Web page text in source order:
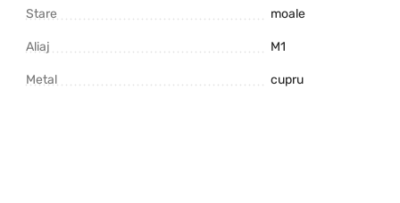
Stare moale
Aliaj M1
Metal cupru